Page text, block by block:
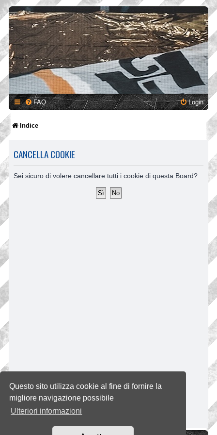
Questo sito utilizza cookie al fine di fornire la
migliore navigazione possibile
Ulteriori informazioni
FAQ Login
Indice
CANCELLA COOKIE
Sei sicuro di volere cancellare tutti i cookie di questa Board?